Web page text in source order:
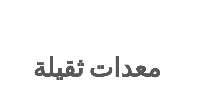
معدات ثقيلة